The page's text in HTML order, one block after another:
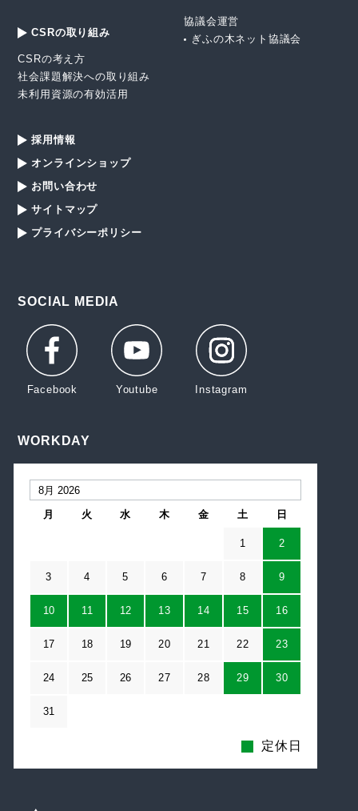
協議会運営
ぎふの木ネット協議会
CSRの取り組み
CSRの考え方
社会課題解決への取り組み
未利用資源の有効活用
採用情報
オンラインショップ
お問い合わせ
サイトマップ
プライバシーポリシー
SOCIAL MEDIA
WORKDAY
月 火 水 木 金 土 日
1 2
3 4 5 6 7 8 9
10 11 12 13 14 15 16
17 18 19 20 21 22 23
24 25 26 27 28 29 30
31